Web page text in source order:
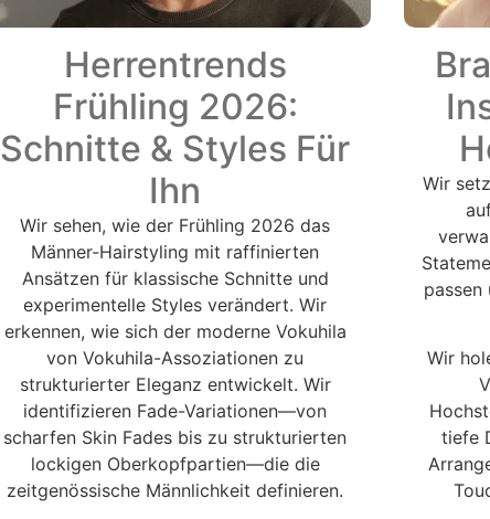
Herrentrends
Frühling 2026:
Schnitte & Styles Für
Ihn
Wir sehen, wie der Frühling 2026 das
Männer-Hairstyling mit raffinierten
Ansätzen für klassische Schnitte und
experimentelle Styles verändert. Wir
erkennen, wie sich der moderne Vokuhila
von Vokuhila-Assoziationen zu
strukturierter Eleganz entwickelt. Wir
identifizieren Fade-Variationen—von
scharfen Skin Fades bis zu strukturierten
lockigen Oberkopfpartien—die die
zeitgenössische Männlichkeit definieren.
Wir
passen
Wir
tiefe